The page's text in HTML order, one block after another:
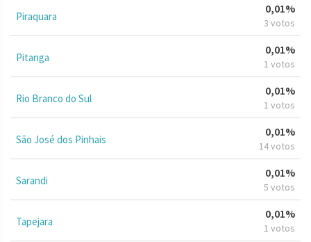
Piraquara
0,01%
3 votos
Pitanga
0,01%
1 votos
Rio Branco do Sul
0,01%
1 votos
São José dos Pinhais
0,01%
14 votos
Sarandi
0,01%
5 votos
Tapejara
0,01%
1 votos